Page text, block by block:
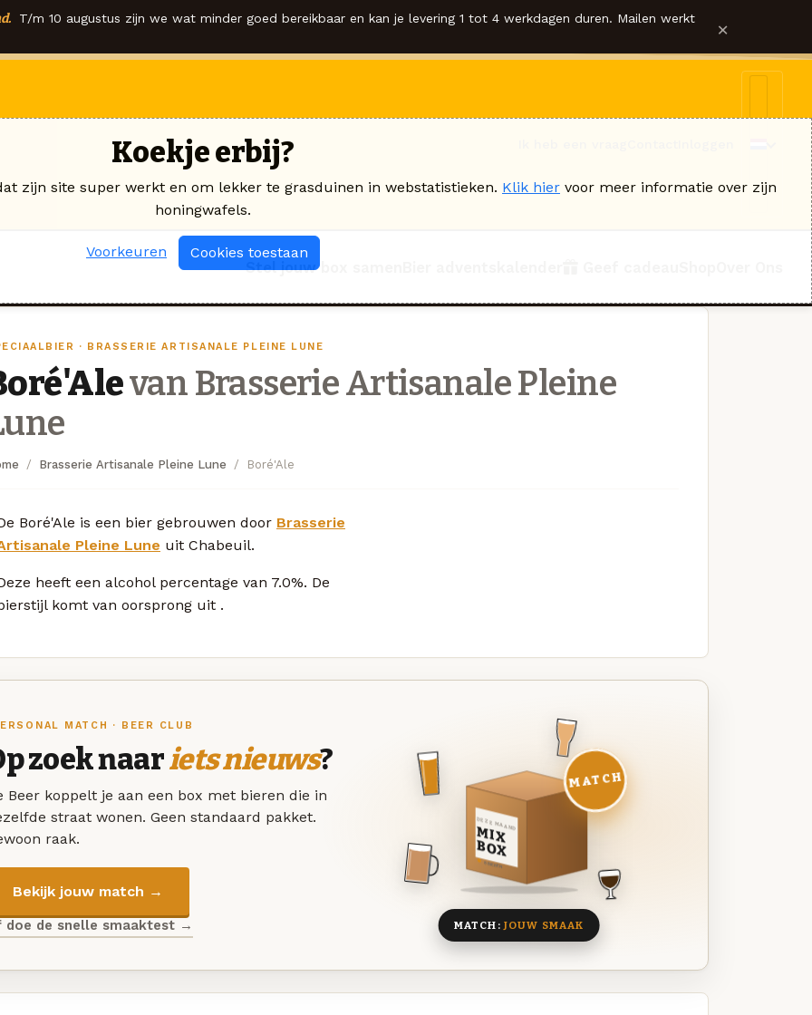
T/m 10 augustus zijn we wat minder goed bereikbaar en kan je levering 1 tot 4 werkdagen duren. Mailen werkt ×
Stel jouw box samen
· BRASSERIE ARTISANALE PLEINE LUNE
van Brasserie Artisanale Pleine
Brasserie Artisanale Pleine Lune Boré'Ale
Boré'Ale is een bier gebrouwen door Brasserie
Pleine Lune uit Chabeuil.
heeft een alcohol percentage van 7.0%. De
komt van oorsprong uit .
MATCH · BEER CLUB
zoek naariets nieuws?
Beer koppelt je aan een box met bieren die in
straat wonen. Geen standaard pakket.
raak.
Bekijk jouw match →
doe de snelle smaaktest →
DEZE MAAND
MIX
BOX
8 BIEREN
MATCH
MATCH: JOUW SMAAK
Koekje erbij?
zijn site super werkt en om lekker te grasduinen in webstatistieken. Klik hier voor meer informatie over zijn
honingwafels.
Voorkeuren Cookies toestaan